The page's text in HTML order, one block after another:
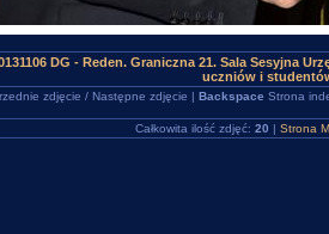
DG - Reden. Graniczna 21. Sala Sesyjna
uczniów i
zdjęcie / Następne zdjęcie | Backspace Strona
Całkowita ilość zdjęć: 20 | Strona